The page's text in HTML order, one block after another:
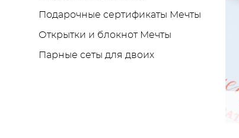
Подарочные сертификаты Мечты
Открытки и блокнот Мечты
Парные сеты для двоих